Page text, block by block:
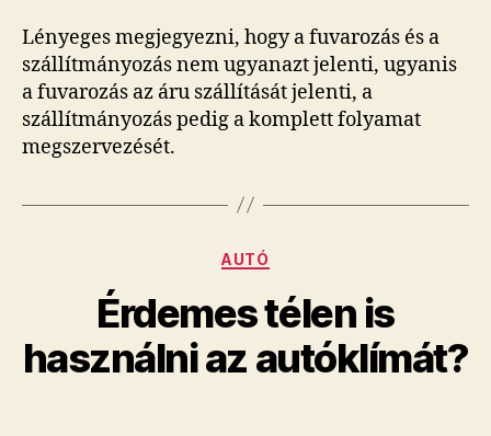
Lényeges megjegyezni, hogy a fuvarozás és a
szállítmányozás nem ugyanazt jelenti, ugyanis
a fuvarozás az áru szállítását jelenti, a
szállítmányozás pedig a komplett folyamat
megszervezését.
Kategóriák
AUTÓ
Érdemes télen is
használni az autóklímát?